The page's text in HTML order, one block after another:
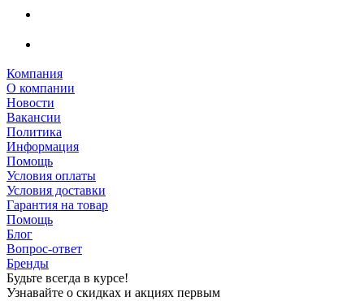
Компания
О компании
Новости
Вакансии
Политика
Информация
Помощь
Условия оплаты
Условия доставки
Гарантия на товар
Помощь
Блог
Вопрос-ответ
Бренды
Будьте всегда в курсе!
Узнавайте о скидках и акциях первым